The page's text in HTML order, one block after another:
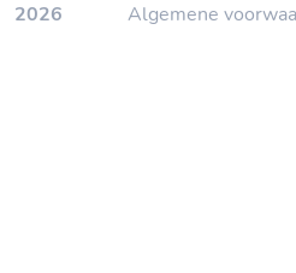
2026
Algemene